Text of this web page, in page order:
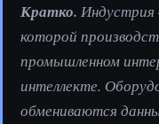
Кратко. Индустрия
которой
промышленном
интеллекте.
обмениваются